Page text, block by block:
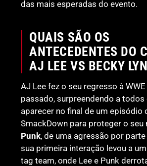
das mais esperadas do evento.
QUAIS SÃO OS
ANTECEDENTES DO
AJ LEE VS BECKY
AJ Lee fez o seu regresso à
passado, surpreendendo a todos
aparecer no final de um episódio
SmackDown para proteger o
Punk, de uma agressão por parte
sua primeira interação levou a
tag team, onde Lee e Punk